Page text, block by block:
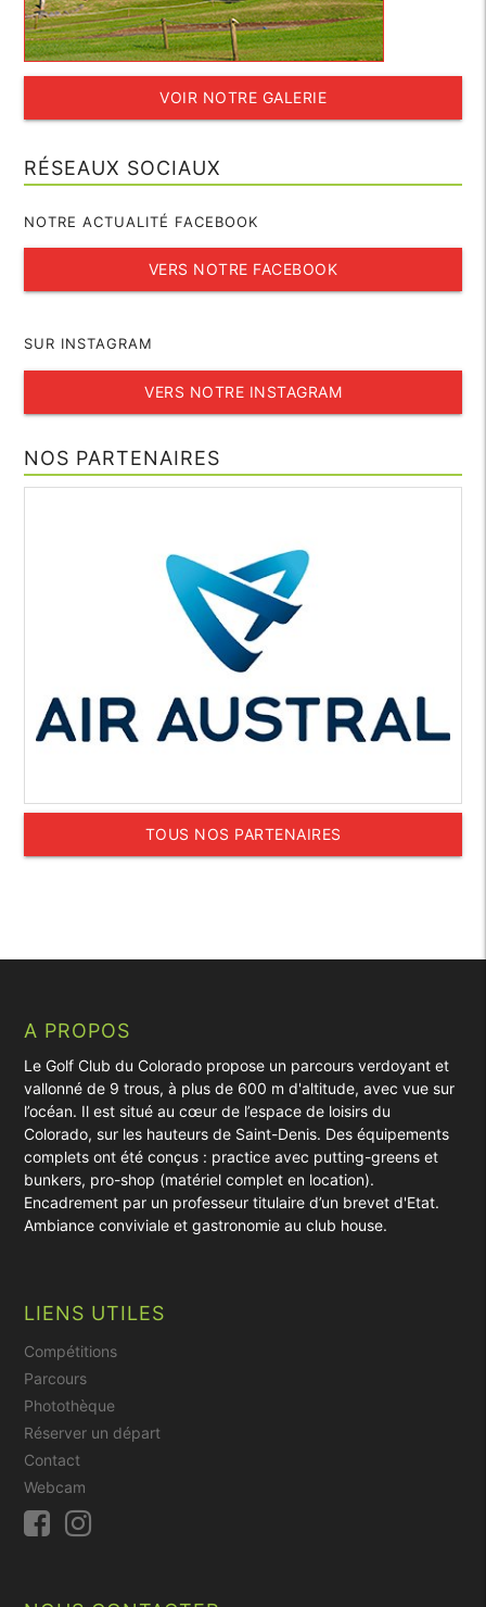
VOIR NOTRE GALERIE
RÉSEAUX SOCIAUX
NOTRE ACTUALITÉ FACEBOOK
VERS NOTRE FACEBOOK
SUR INSTAGRAM
VERS NOTRE INSTAGRAM
NOS PARTENAIRES
TOUS NOS PARTENAIRES
A PROPOS
Le Golf Club du Colorado propose un parcours verdoyant et
vallonné de 9 trous, à plus de 600 m d'altitude, avec vue sur
l’océan. Il est situé au cœur de l’espace de loisirs du
Colorado, sur les hauteurs de Saint-Denis. Des équipements
complets ont été conçus : practice avec putting-greens et
bunkers, pro-shop (matériel complet en location).
Encadrement par un professeur titulaire d’un brevet d'Etat.
Ambiance conviviale et gastronomie au club house.
LIENS UTILES
Compétitions
Parcours
Photothèque
Réserver un départ
Contact
Webcam